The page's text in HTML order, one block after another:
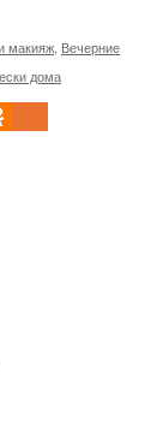
макияж Вечерние
дома